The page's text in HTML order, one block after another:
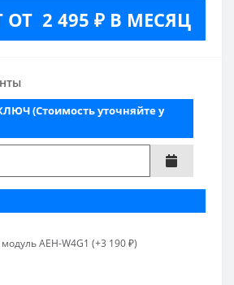
ОТ 2 495 ₽ В МЕСЯЦ
(Стоимость уточняйте у
модуль AEH-W4G1 (+3 190 ₽)